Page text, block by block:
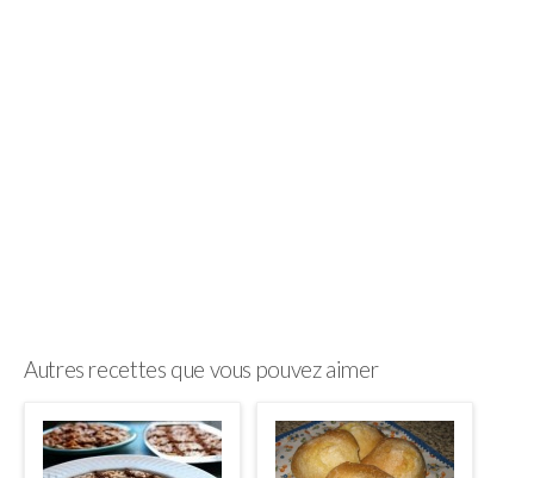
Autres recettes que vous pouvez aimer